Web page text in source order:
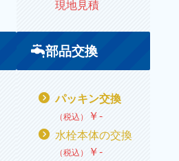
現地見積
部品交換
パッキン交換
（税込） ￥‐
水栓本体の交換
（税込） ￥‐